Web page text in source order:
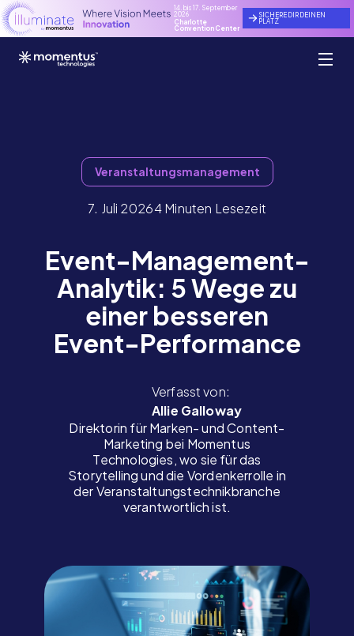
14. bis 17. September
2026
Charlotte
Convention Center
SICHERE DIR DEINEN
PLATZ
Veranstaltungsmanagement
7. Juli 20264 Minuten Lesezeit
Event-Management-
Analytik: 5 Wege zu
einer besseren
Event-Performance
Verfasst von:
Allie Galloway
Direktorin für Marken- und Content-
Marketing bei Momentus
Technologies, wo sie für das
Storytelling und die Vordenkerrolle in
der Veranstaltungstechnikbranche
verantwortlich ist.